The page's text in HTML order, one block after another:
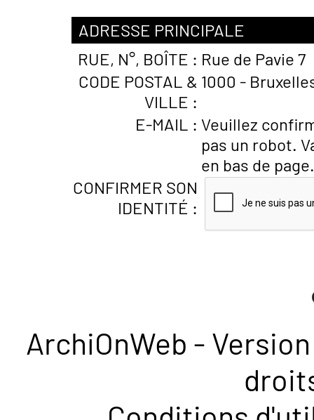
ADRESSE PRINCIPALE
RUE, N°, BOÎTE : Rue de Pavie 7
CODE POSTAL &
VILLE :
1000 -
E-MAIL : Veuillez
pas un robot.
en bas de page.
CONFIRMER SON
IDENTITÉ :
ArchiOnWeb -